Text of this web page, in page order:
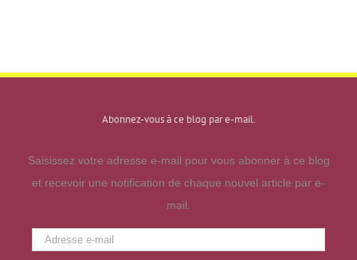
Abonnez-vous à ce blog par e-mail.
Saisissez votre adresse e-mail pour vous abonner à ce blog
et recevoir une notification de chaque nouvel article par e-
mail.
Adresse